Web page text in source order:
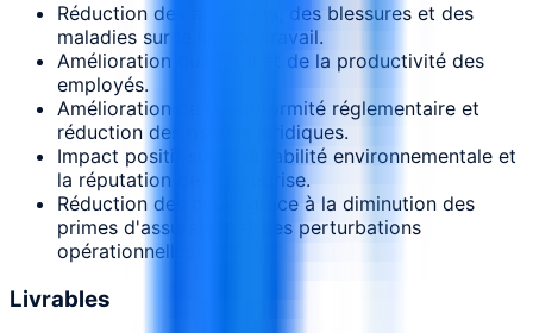
Réduction des accidents, des blessures et des
maladies sur le lieu de travail.
Amélioration du moral et de la productivité des
employés.
Amélioration de la conformité réglementaire et
réduction des risques juridiques.
Impact positif sur la durabilité environnementale et
la réputation de l'entreprise.
Réduction des coûts grâce à la diminution des
primes d'assurance et des perturbations
opérationnelles.
Livrables